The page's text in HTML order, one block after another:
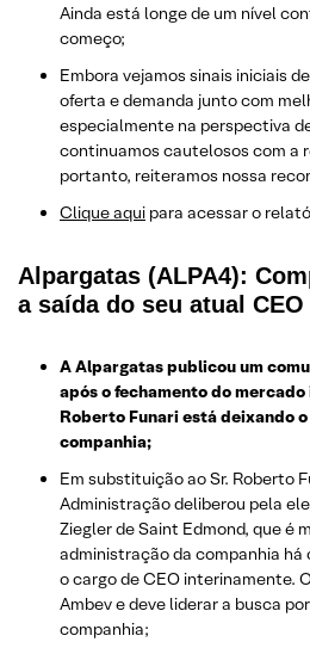
Ainda está longe de um nível
começo;
Embora vejamos sinais iniciais
oferta e demanda junto com
especialmente na perspectiva
continuamos cautelosos com a
portanto, reiteramos nossa
Clique aqui para acessar o
Alpargatas (ALPA4):
a saída do seu atual CEO
A Alpargatas publicou um
após o fechamento do
Roberto Funari está deixando
companhia;
Em substituição ao Sr. Roberto
Administração deliberou pela
Ziegler de Saint Edmond, que é
administração da companhia há
o cargo de CEO interinamente.
Ambev e deve liderar a busca
companhia;